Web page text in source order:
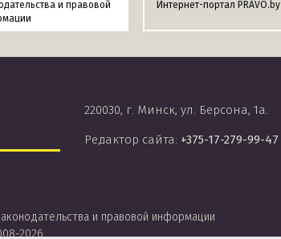
и правовой
Интернет-портал PRAVO.by
220030, г. Минск, ул. Берсона, 1а.
Редактор сайта: +375-17-279-99-47
и правовой информации
2026.